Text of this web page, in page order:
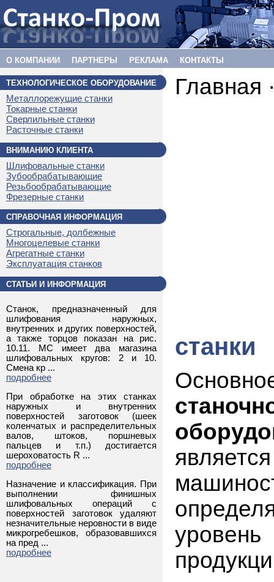
О КОМПАНИИ ПАРТНЕРЫ РЕКЛАМА КОНТАКТЫ
ТЕХНОЛОГИЧЕСКОЕ ОБОРУДОВАНИЕ
Металлорежущие станки
Токарные станки
Сверлильные станки
Расточные станки
ВНИМАНИЮ КЛИЕНТА
Шлифовальные станки
Зубообрабатывающие
Резьбообрабатывающие
Фрезерные станки
СПРАВОЧНАЯ ИНФОРМАЦИЯ
Строгальные, долбежные
Многоцелевые станки
Агрегатные станки
Эксплуатация станков
СТАТЬИ И ИНФОРМАЦИЯ
Станок, предназначенный для
шлифования наружных,
внутренних и других поверхностей,
а также торцов показан на рис.
10.11. МС имеет два магазина
шлифовальных кругов: 2 и 10.
Смена кр ...
подробнее
При обработке на этих станках
наружных и внутренних
поверхностей заготовок (шеек
коленчатых и распределительных
валов, штоков, поршневых
пальцев и т.п.) достигается
шероховатость R ...
подробнее
Назначение и классификация. При
выполнении финишных
шлифовальных операций с
поверхностей заготовок удаляют
незначительные неровности в виде
микрогребешков, образовавшихся
на пред ...
подробнее
Главная
станки